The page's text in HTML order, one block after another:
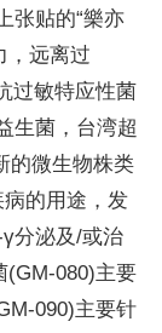
张贴的“樂亦
，远离过
过敏特应性菌
生菌，台湾超
的微生物株类
的用途，发
分泌及/或治
(GM-080)主要
090)主要针